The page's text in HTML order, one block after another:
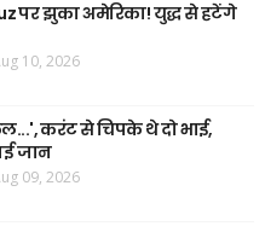
पर झुका अमेरिका! युद्ध से हटेंगे
10, 2026
करंट से चिपके थे दो भाई,
जान
09, 2026